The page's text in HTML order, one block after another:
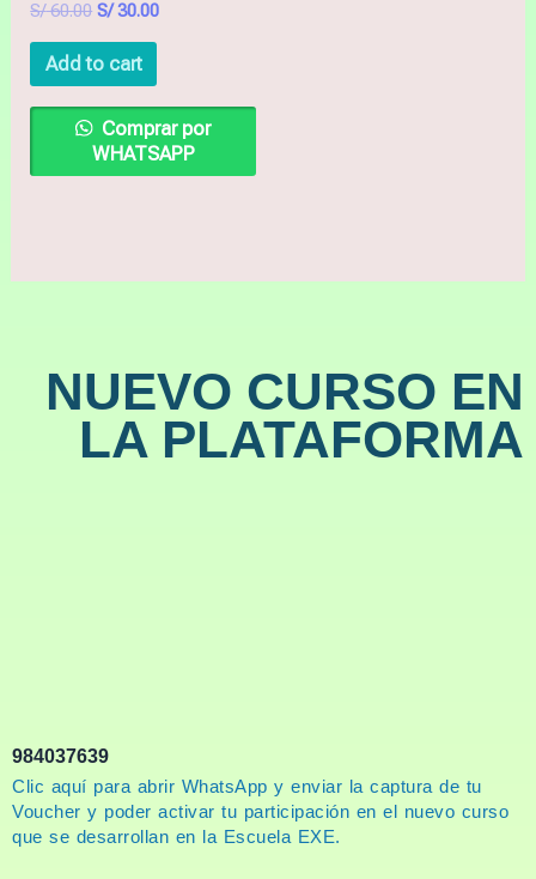
S/60.00 S/30.00
Add to cart
Comprar por
WHATSAPP
NUEVO CURSO EN
LA PLATAFORMA
984037639
Clic aquí para abrir WhatsApp y enviar la captura de tu
Voucher y poder activar tu participación en el nuevo curso
que se desarrollan en la Escuela EXE.